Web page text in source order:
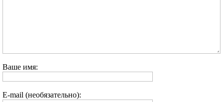
Ваше имя:
E-mail (необязательно):